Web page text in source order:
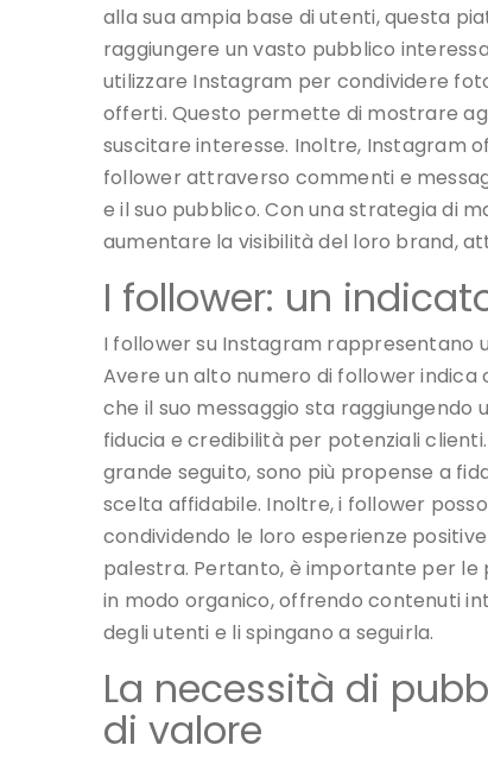
alla sua ampia base di utenti, questa
raggiungere un vasto pubblico
utilizzare Instagram per condividere
offerti. Questo permette di mostrare
suscitare interesse. Inoltre, Instagram
follower attraverso commenti e
e il suo pubblico. Con una strategia di
aumentare la visibilità del loro brand,
I follower: un
I follower su Instagram rappresentano
Avere un alto numero di follower
che il suo messaggio sta
fiducia e credibilità per potenziali
grande seguito, sono più propense a
scelta affidabile. Inoltre, i follower
condividendo le loro esperienze
palestra. Pertanto, è importante per
in modo organico, offrendo contenuti
degli utenti e li spingano a seguirla.
La necessità di
di valore